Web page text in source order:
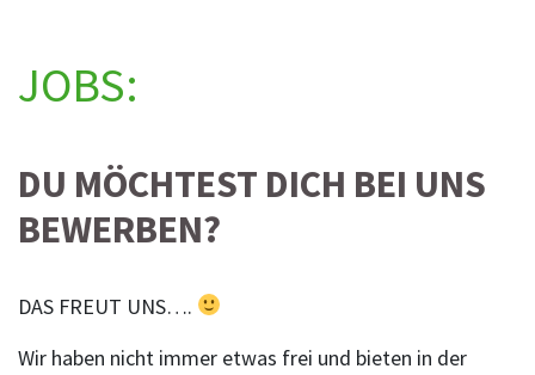
JOBS:
DU MÖCHTEST DICH BEI UNS
BEWERBEN?
DAS FREUT UNS….
Wir haben nicht immer etwas frei und bieten in der